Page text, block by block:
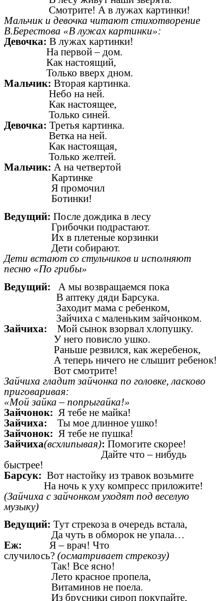
Смотрите! А в лужах картинки!
Мальчик и девочка читают стихотворение
В.Берестова «В лужах картинки»:
Девочка: В лужах картинки!
На первой – дом.
Как настоящий,
Только вверх дном.
Мальчик: Вторая картинка.
Небо на ней.
Как настоящее,
Только синей.
Девочка: Третья картинка.
Ветка на ней.
Как настоящая,
Только желтей.
Мальчик: А на четвертой
Картинке
Я промочил
Ботинки!
Ведущий: После дождика в лесу
Грибочки подрастают.
Их в плетеные корзинки
Дети собирают.
Дети встают со стульчиков и исполняют
песню «По грибы»
Ведущий:
А мы возвращаемся пока
В аптеку дяди Барсука.
Заходит мама с ребенком,
Зайчиха с маленьким зайчонком.
Зайчиха: Мой сынок взорвал хлопушку.
У него повисло ушко.
Раньше резвился, как жеребенок,
А теперь ничего не слышит ребенок!
Вот смотрите!
Зайчиха гладит зайчонка по головке, ласково
приговаривая:
«Мой зайка – попрыгайка!»
Зайчонок: Я тебе не майка!
Зайчиха: Ты мое длинное ушко!
Зайчонок: Я тебе не пушка!
Зайчиха(всхлипывая): Помогите скорее!
Дайте что – нибудь
быстрее!
Барсук: Вот настойку из травок возьмите
На ночь к уху компресс приложите!
(Зайчиха с зайчонком уходят под веселую
музыку)
Ведущий: Тут стрекоза в очередь встала,
Да чуть в обморок не упала…
Еж: Я – врач! Что
случилось? (осматривает стрекозу)
Так! Все ясно!
Лето красное пропела,
Витаминов не поела.
Из брусники сироп покупайте,